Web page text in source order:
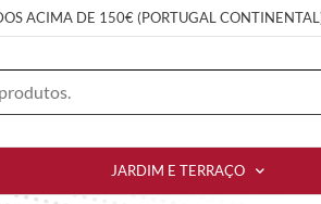
ACIMA DE 150€ (PORTUGAL
JARDIM E TERRAÇO